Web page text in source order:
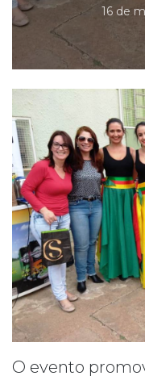
16 de
O evento